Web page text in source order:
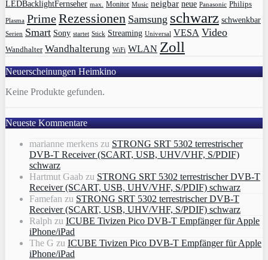
LEDBacklightFernseher max. Monitor Music neigbar neue Panasonic Philips
Plasma PrimeRezessionen Samsung schwarz schwenkbar
Serien Smart Sony startet Stick Streaming Universal VESA Video
Wandhalter Wandhalterung WiFi WLAN Zoll
Neuerscheinungen Heimkino
Keine Produkte gefunden.
Neueste Kommentare
marianne merkens zu STRONG SRT 5302 terrestrischer
DVB-T Receiver (SCART, USB, UHV/VHF, S/PDIF)
schwarz
Hartmut Gaab zu STRONG SRT 5302 terrestrischer DVB-T
Receiver (SCART, USB, UHV/VHF, S/PDIF) schwarz
Famefan zu STRONG SRT 5302 terrestrischer DVB-T
Receiver (SCART, USB, UHV/VHF, S/PDIF) schwarz
Ralph zu ICUBE Tivizen Pico DVB-T Empfänger für Apple
iPhone/iPad
The G zu ICUBE Tivizen Pico DVB-T Empfänger für Apple
iPhone/iPad